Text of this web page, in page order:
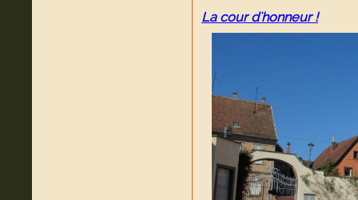
La cour d'honneur !